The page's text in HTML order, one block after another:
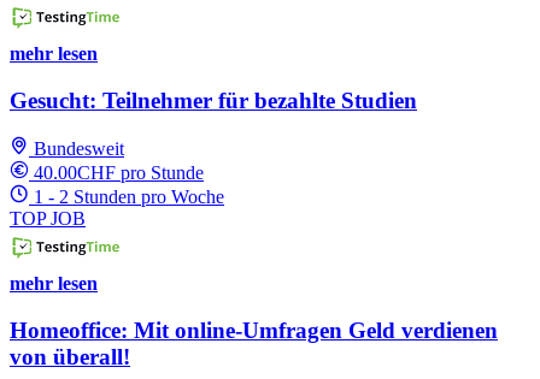
mehr lesen
Gesucht: Teilnehmer für bezahlte Studien
Bundesweit
40.00CHF pro Stunde
1 - 2 Stunden pro Woche
TOP JOB
mehr lesen
Homeoffice: Mit online-Umfragen Geld verdienen
von überall!